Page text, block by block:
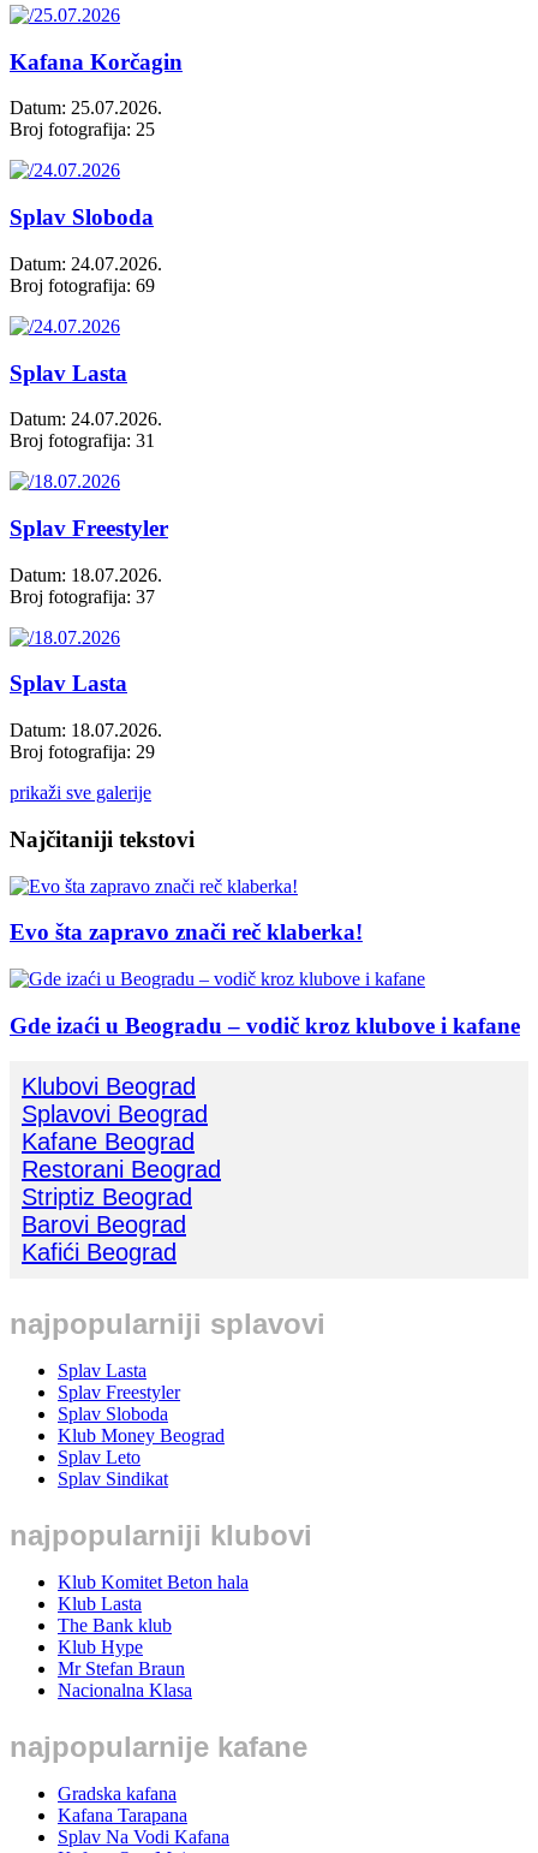
Kafana Korčagin
Datum: 25.07.2026.
Broj fotografija: 25
Splav Sloboda
Datum: 24.07.2026.
Broj fotografija: 69
Splav Lasta
Datum: 24.07.2026.
Broj fotografija: 31
Splav Freestyler
Datum: 18.07.2026.
Broj fotografija: 37
Splav Lasta
Datum: 18.07.2026.
Broj fotografija: 29
prikaži sve galerije
Najčitaniji tekstovi
Evo šta zapravo znači reč klaberka!
Gde izaći u Beogradu – vodič kroz klubove i kafane
Klubovi Beograd
Splavovi Beograd
Kafane Beograd
Restorani Beograd
Striptiz Beograd
Barovi Beograd
Kafići Beograd
najpopularniji splavovi
Splav Lasta
Splav Freestyler
Splav Sloboda
Klub Money Beograd
Splav Leto
Splav Sindikat
najpopularniji klubovi
Klub Komitet Beton hala
Klub Lasta
The Bank klub
Klub Hype
Mr Stefan Braun
Nacionalna Klasa
najpopularnije kafane
Gradska kafana
Kafana Tarapana
Splav Na Vodi Kafana